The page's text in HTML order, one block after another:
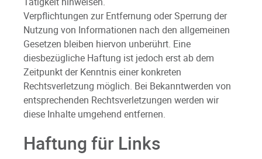
Verpflichtungen zur Entfernung oder Sperrung der
Nutzung von Informationen nach den allgemeinen
Gesetzen bleiben hiervon unberührt. Eine
diesbezügliche Haftung ist jedoch erst ab dem
Zeitpunkt der Kenntnis einer konkreten
Rechtsverletzung möglich. Bei Bekanntwerden von
entsprechenden Rechtsverletzungen werden wir
diese Inhalte umgehend entfernen.
Haftung für Links